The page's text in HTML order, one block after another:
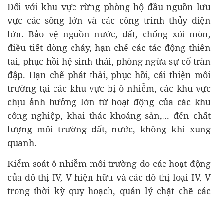
Đối với khu vực rừng phòng hộ đầu nguồn lưu
vực các sông lớn và các công trình thủy điện
lớn: Bảo vệ nguồn nước, đất, chống xói mòn,
điều tiết dòng chảy, hạn chế các tác động thiên
tai, phục hồi hệ sinh thái, phòng ngừa sự cố tràn
đập. Hạn chế phát thải, phục hồi, cải thiện môi
trường tại các khu vực bị ô nhiễm, các khu vực
chịu ảnh hưởng lớn từ hoạt động của các khu
công nghiệp, khai thác khoáng sản,... đến chất
lượng môi trường đất, nước, không khí xung
quanh.
Kiểm soát ô nhiễm môi trường do các hoạt động
của đô thị IV, V hiện hữu và các đô thị loại IV, V
trong thời kỳ quy hoạch, quản lý chặt chẽ các